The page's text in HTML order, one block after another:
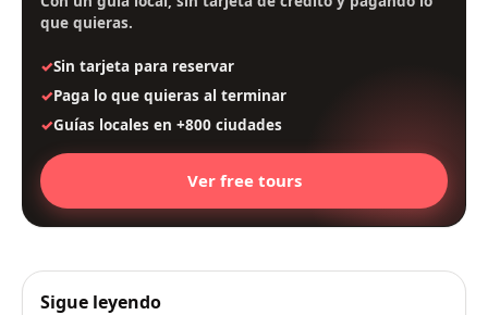
que quieras.
Sin tarjeta para reservar
Paga lo que quieras al terminar
Guías locales en +800 ciudades
Ver free tours
Sigue leyendo